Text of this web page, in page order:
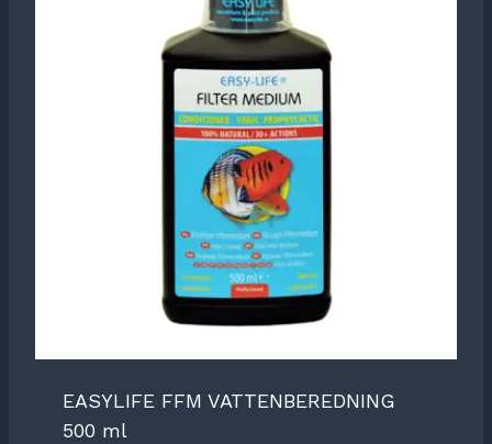
EASYLIFE FFM VATTENBEREDNING
500 ml